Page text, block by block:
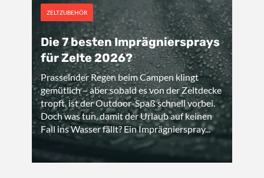
ZELTZUBEHÖR
Die 7 besten Imprägniersprays
für Zelte 2026?
Prasselnder Regen beim Campen klingt
gemütlich – aber sobald es von der Zeltdecke
tropft, ist der Outdoor-Spaß schnell vorbei.
Doch was tun, damit der Urlaub auf keinen
Fall ins Wasser fällt? Ein Imprägnierspray...